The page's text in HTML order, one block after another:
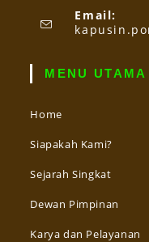
Email:
MENU UTAMA
Home
Siapakah Kami?
Sejarah Singkat
Dewan Pimpinan
Karya dan Pelayanan